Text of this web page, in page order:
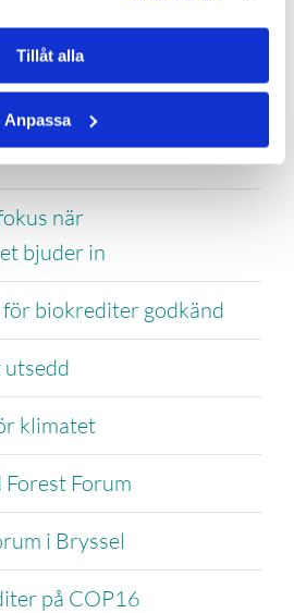
Tillåt alla
Anpassa
Forest Forum 2026
naturvärden och
när
bjuder in
biokrediter godkänd
klimatet
Forum
i Bryssel
på COP16